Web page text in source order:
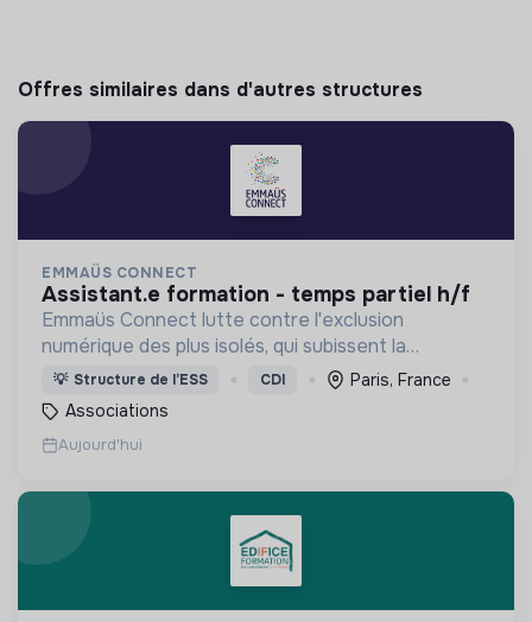
Offres similaires dans d'autres structures
EMMAÜS CONNECT
assistant.e formation - temps partiel h/f
Emmaüs Connect lutte contre l'exclusion
numérique des plus isolés, qui subissent la
dématérialisation de la plupart des services du
quotidien.
💡 Structure de l’ESS CDI
Paris, France
Associations
Aujourd'hui